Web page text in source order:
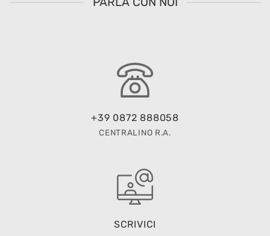
+39 0872 888058
CENTRALINO R.A.
SCRIVICI